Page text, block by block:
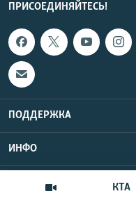
КТА
ПРИСОЕДИНЯЙТЕСЬ!
ПОДДЕРЖКА
ИНФО
Copyright
UTC+3